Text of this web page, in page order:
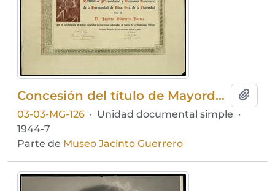
Concesión del título de Mayordomo y Hermano Honorario de la Hermandad de Nuestra Señora de la Natividad a Jacinto Guerrero
03-03-MG-126 · Unidad documental simple ·
1944-7
Parte de Museo Jacinto Guerrero